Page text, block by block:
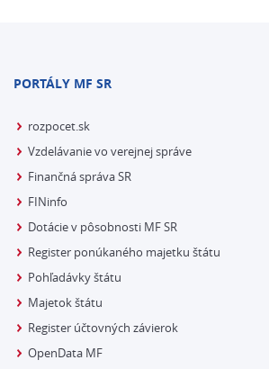
PORTÁLY MF SR
rozpocet.sk
Vzdelávanie vo verejnej správe
Finančná správa SR
FINinfo
Dotácie v pôsobnosti MF SR
Register ponúkaného majetku štátu
Pohľadávky štátu
Majetok štátu
Register účtovných závierok
OpenData MF